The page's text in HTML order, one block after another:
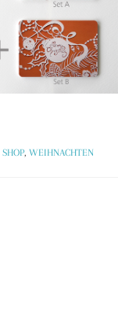
SHOP, WEIHNACHTEN